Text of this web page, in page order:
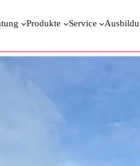
Produkte Service